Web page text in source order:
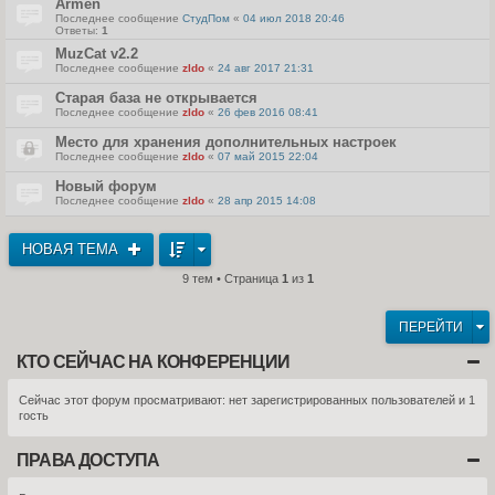
Armen
Последнее сообщение СтудПом « 04 июл 2018 20:46
Ответы: 1
MuzCat v2.2
Последнее сообщение zldo « 24 авг 2017 21:31
Старая база не открывается
Последнее сообщение zldo « 26 фев 2016 08:41
Место для хранения дополнительных настроек
Последнее сообщение zldo « 07 май 2015 22:04
Новый форум
Последнее сообщение zldo « 28 апр 2015 14:08
НОВАЯ ТЕМА
9 тем • Страница 1 из 1
ПЕРЕЙТИ
КТО СЕЙЧАС НА КОНФЕРЕНЦИИ
Сейчас этот форум просматривают: нет зарегистрированных пользователей и 1
гость
ПРАВА ДОСТУПА